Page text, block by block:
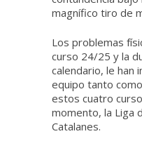
magnífico tiro de
Los problemas
curso 24/25 y la
calendario, le han
equipo tanto
estos cuatro
momento, la Liga
Catalanes.